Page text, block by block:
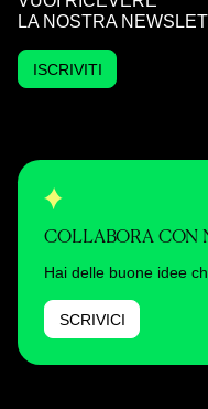
LA NOSTRA
ISCRIVITI
COLLABORA CON
Hai delle buone idee
SCRIVICI